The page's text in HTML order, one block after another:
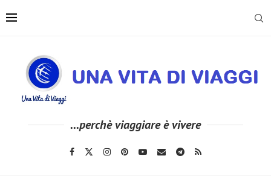
...perchè viaggiare è vivere